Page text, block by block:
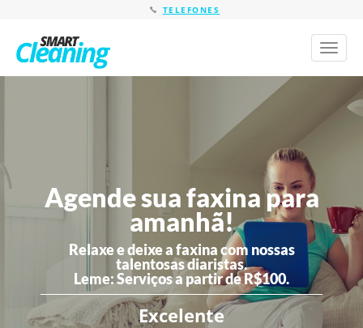
TELEFONES
Toggle
Agende sua faxina para
amanhã!
Relaxe e deixe a faxina com nossas
talentosas diaristas.
Leme:Serviços a partir de R$100.
Excelente